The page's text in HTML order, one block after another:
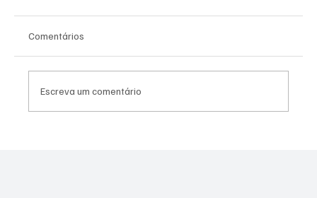
Comentários
Escreva um comentário